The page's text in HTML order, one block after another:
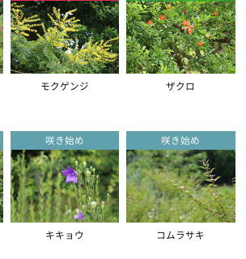
モクゲンジ ザクロ
咲き始め
キキョウ
咲き始め
コムラサキ